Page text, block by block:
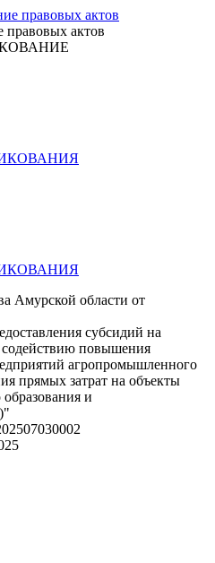
правовых актов
Амурской области от
субсидий на
повышения
агропромышленного
прямых затрат на объекты
и